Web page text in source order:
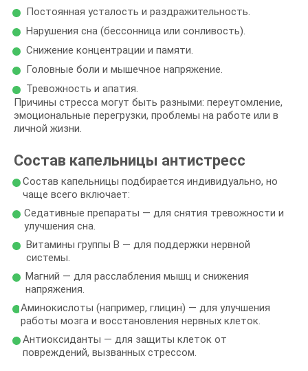
Постоянная усталость и раздражительность.
Нарушения сна (бессонница или сонливость).
Снижение концентрации и памяти.
Головные боли и мышечное напряжение.
Тревожность и апатия.
Причины стресса могут быть разными: переутомление,
эмоциональные перегрузки, проблемы на работе или в
личной жизни.
Состав капельницы антистресс
Состав капельницы подбирается индивидуально, но
чаще всего включает:
Седативные препараты — для снятия тревожности и
улучшения сна.
Витамины группы B — для поддержки нервной
системы.
Магний — для расслабления мышц и снижения
напряжения.
Аминокислоты (например, глицин) — для улучшения
работы мозга и восстановления нервных клеток.
Антиоксиданты — для защиты клеток от
повреждений, вызванных стрессом.